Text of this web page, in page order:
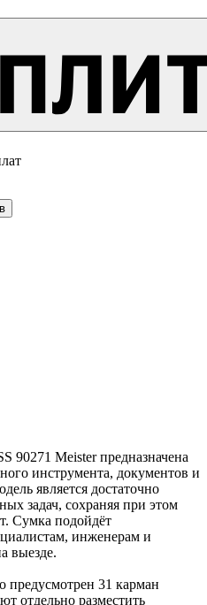
90271 Meister предназначена
инструмента, документов и
является достаточно
задач, сохраняя при этом
Сумка подойдёт
инженерам и
выезде.
предусмотрен 31 карман
отдельно разместить